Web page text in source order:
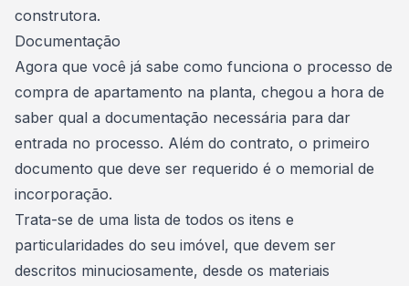
construtora.
Documentação
Agora que você já sabe como funciona o processo de
compra de apartamento na planta, chegou a hora de
saber qual a documentação necessária para dar
entrada no processo. Além do contrato, o primeiro
documento que deve ser requerido é o memorial de
incorporação.
Trata-se de uma lista de todos os itens e
particularidades do seu imóvel, que devem ser
descritos minuciosamente, desde os materiais